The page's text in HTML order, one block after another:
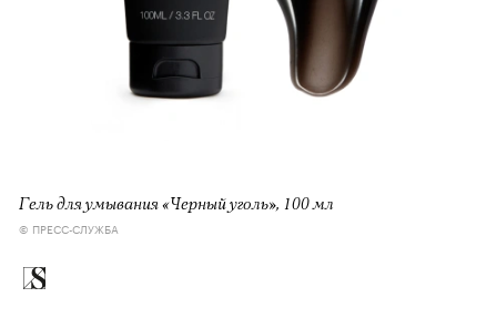
Гель для умывания «Черный уголь», 100 мл
© ПРЕСС-СЛУЖБА